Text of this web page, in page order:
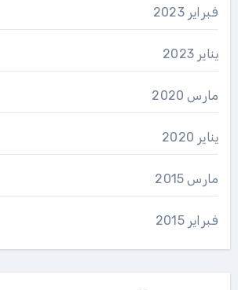
فبراير 2023
يناير 2023
مارس 2020
يناير 2020
مارس 2015
فبراير 2015